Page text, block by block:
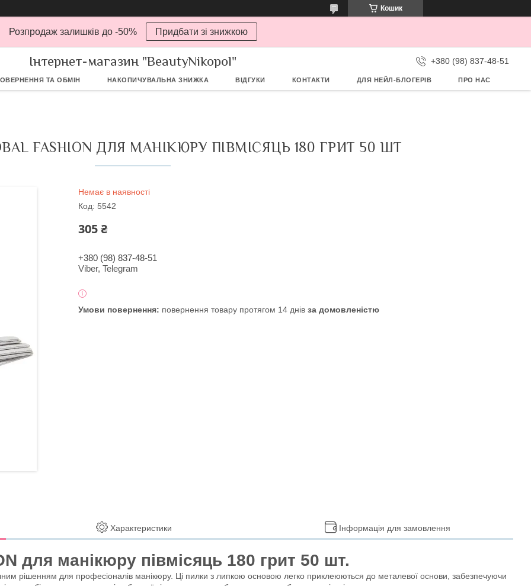
Кошик
Розпродаж залишків до -50% Придбати зі знижкою
Інтернет-магазин "BeautyNikopol" +380 (98) 837-48-51
ТА ОБМІН НАКОПИЧУВАЛЬНА ЗНИЖКА ВІДГУКИ КОНТАКТИ ДЛЯ НЕЙЛ-БЛОГЕРІВ ПРО НАС
FASHION ДЛЯ МАНІКЮРУ ПІВМІСЯЦЬ 180 ГРИТ 50 ШТ
Немає в наявності
Код: 5542
305 ₴
+380 (98) 837-48-51
Viber, Telegram
повернення товару протягом 14 днів за домовленістю
Характеристики Інформація для замовлення
для манікюру півмісяць 180 грит 50 шт.
рішенням для професіоналів манікюру. Ці пилки з липкою основою легко приклеюються до металевої основи, забезпечуючи